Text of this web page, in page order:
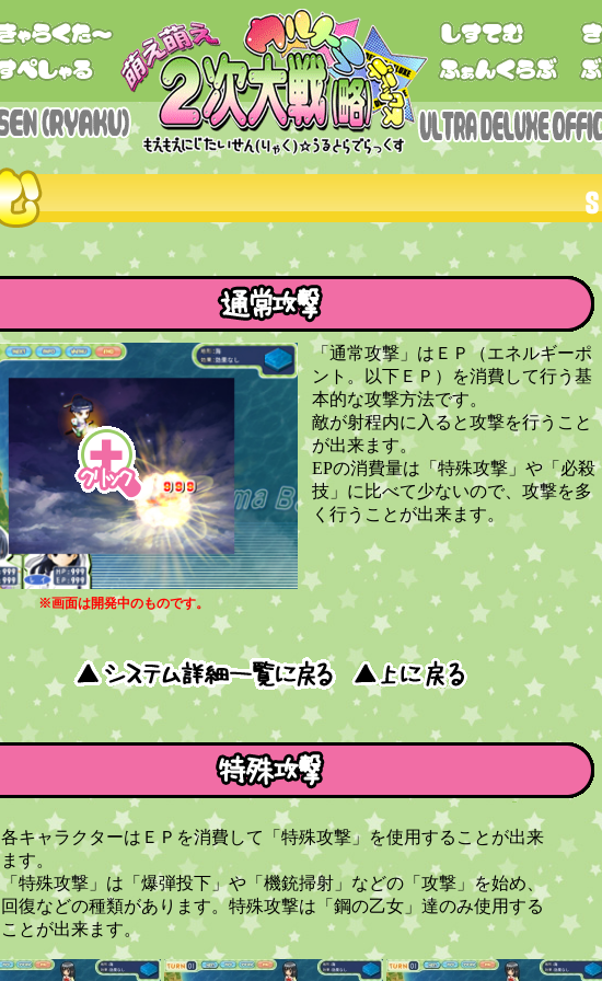
※画面は開発中のものです。
「通常攻撃」はＥＰ（エネルギーポ
ント。以下ＥＰ）を消費して行う基
本的な攻撃方法です。
敵が射程内に入ると攻撃を行うこと
が出来ます。
EPの消費量は「特殊攻撃」や「必殺
技」に比べて少ないので、攻撃を多
く行うことが出来ます。
各キャラクターはＥＰを消費して「特殊攻撃」を使用することが出来
ます。
「特殊攻撃」は「爆弾投下」や「機銃掃射」などの「攻撃」を始め、
回復などの種類があります。特殊攻撃は「鋼の乙女」達のみ使用する
ことが出来ます。